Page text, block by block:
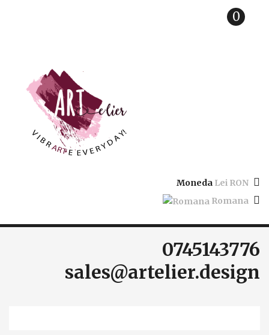
Moneda Lei RON
Romana
0
0745143776
sales@artelier.design